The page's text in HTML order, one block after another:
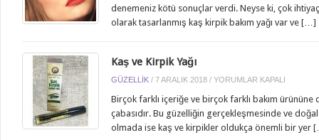
KIRPIKLER
denemeniz kötü sonuçlar verdi. Neyse ki, çok
olarak tasarlanmış kaş kirpik bakım yağı var ve […]
Kaş ve Kirpik Yağı
GÜZELLIK / 7 ARALIK 2018 / KAŞ
KIRPIK
YAĞI
YORUMLAR KAPALI
Birçok farklı içeriğe ve birçok farklı bakım
çabasıdır. Bu güzelliğin gerçekleşmesinde ve
olmada ise kaş ve kirpikler oldukça önemli bir yer